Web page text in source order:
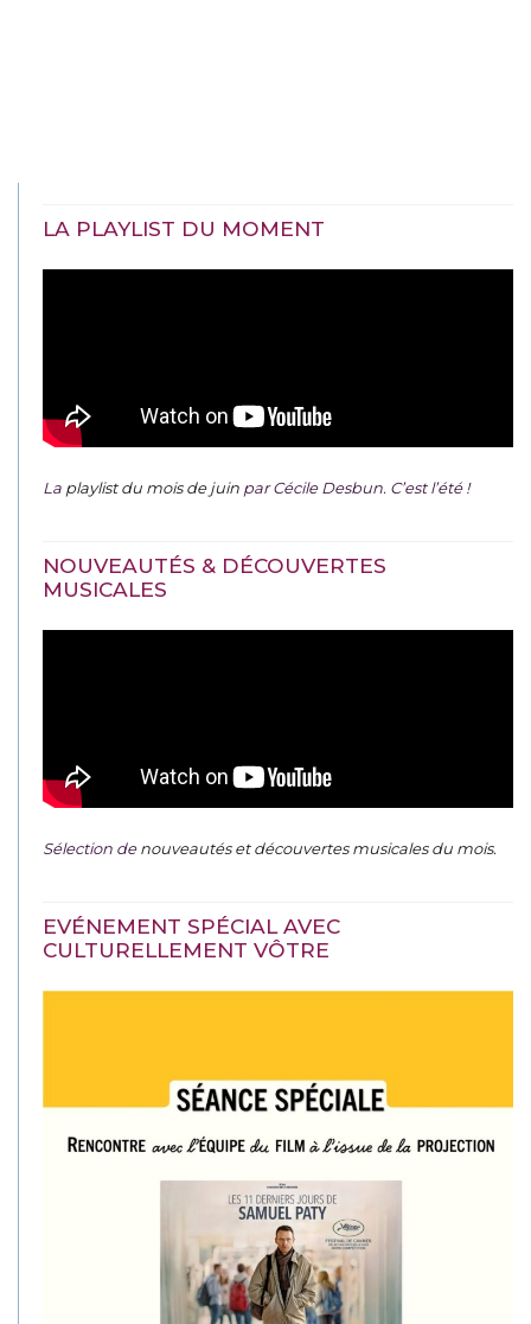
LA PLAYLIST DU MOMENT
La playlist du mois de juin par Cécile Desbun. C’est l’été !
NOUVEAUTÉS & DÉCOUVERTES
MUSICALES
Sélection denouveautés et découvertes musicales du mois.
EVÉNEMENT SPÉCIAL AVEC
CULTURELLEMENT VÔTRE